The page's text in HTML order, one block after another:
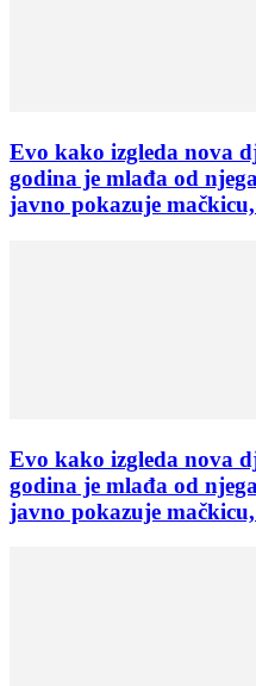
Evo kako izgleda nova
godina je mlađa od
javno pokazuje
Evo kako izgleda nova
godina je mlađa od
javno pokazuje